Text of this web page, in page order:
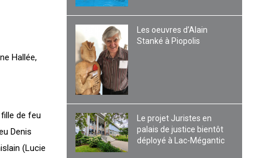
Hallée,
de feu
Denis
(Lucie
Les oeuvres d’Alain
Stanké à Piopolis
Le projet Juristes en
palais de justice bientôt
déployé à Lac-Mégantic